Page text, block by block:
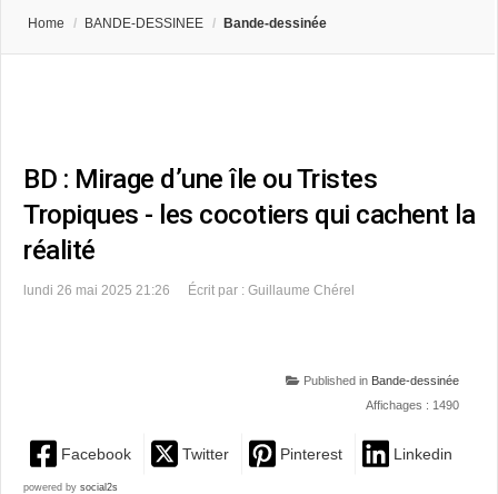
Home / BANDE-DESSINEE / Bande-dessinée
BD : Mirage d’une île ou Tristes
Tropiques - les cocotiers qui cachent la
réalité
lundi 26 mai 2025 21:26 Écrit par : Guillaume Chérel
Published in Bande-dessinée
Affichages : 1490
Facebook Twitter Pinterest Linkedin
powered by social2s